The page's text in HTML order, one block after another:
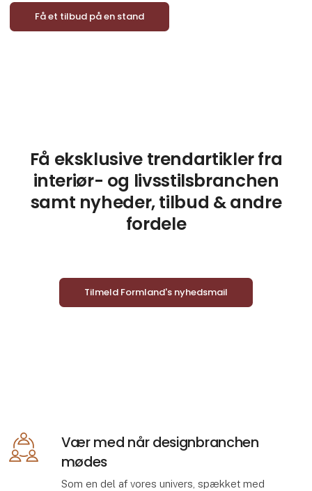
Få et tilbud på en stand
Få eksklusive trendartikler fra
interiør- og livsstilsbranchen
samt nyheder, tilbud & andre
fordele
Tilmeld Formland's nyhedsmail
Vær med når designbranchen
mødes
Som en del af vores univers, spækket med